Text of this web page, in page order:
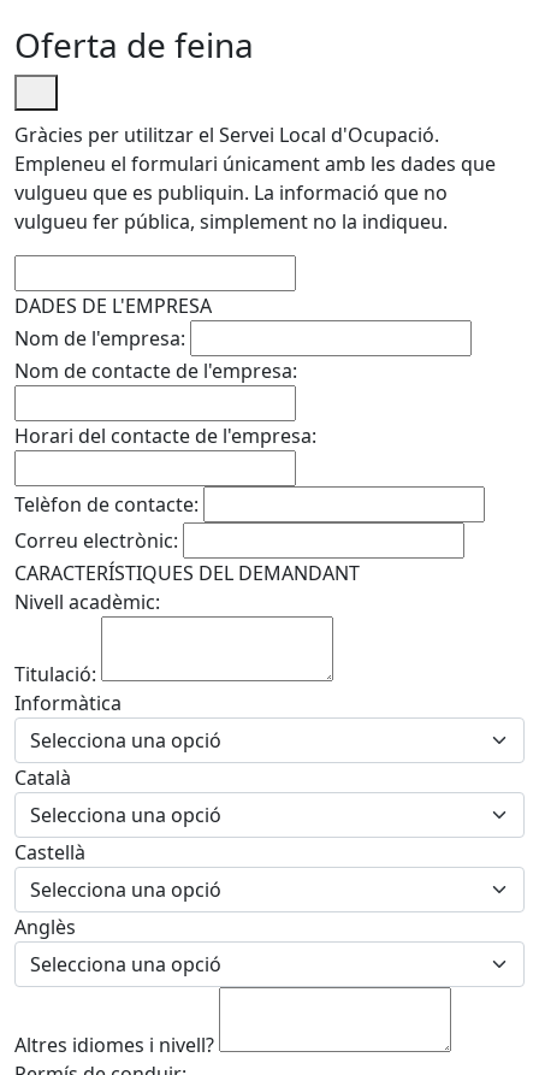
Oferta de feina
Gràcies per utilitzar el Servei Local d'Ocupació.
Empleneu el formulari únicament amb les dades que
vulgueu que es publiquin. La informació que no
vulgueu fer pública, simplement no la indiqueu.
DADES DE L'EMPRESA
Nom de l'empresa:
Nom de contacte de l'empresa:
Horari del contacte de l'empresa:
Telèfon de contacte:
Correu electrònic:
CARACTERÍSTIQUES DEL DEMANDANT
Nivell acadèmic:
Titulació:
Informàtica
Català
Castellà
Anglès
Altres idiomes i nivell?